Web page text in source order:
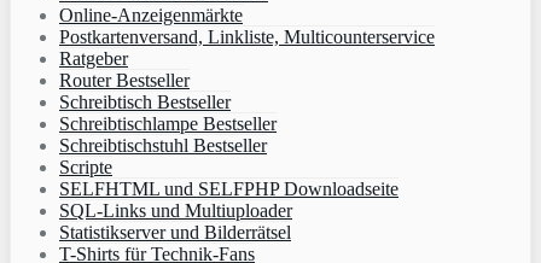
Online-Anzeigenmärkte
Postkartenversand, Linkliste, Multicounterservice
Ratgeber
Router Bestseller
Schreibtisch Bestseller
Schreibtischlampe Bestseller
Schreibtischstuhl Bestseller
Scripte
SELFHTML und SELFPHP Downloadseite
SQL-Links und Multiuploader
Statistikserver und Bilderrätsel
T-Shirts für Technik-Fans